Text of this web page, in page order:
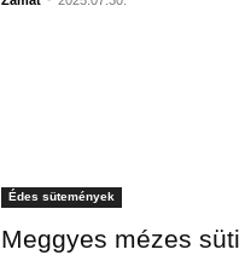
Édes sütemények
Meggyes mézes süti